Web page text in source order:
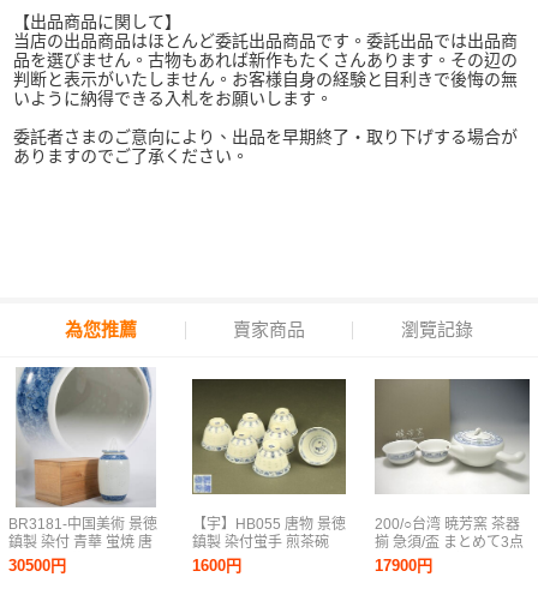
【出品商品に関して】
当店の出品商品はほとんど委託出品商品です。委託出品では出品商
品を選びません。古物もあれば新作もたくさんあります。その辺の
判断と表示がいたしません。お客様自身の経験と目利きで後悔の無
いように納得できる入札をお願いします。
委託者さまのご意向により、出品を早期終了・取り下げする場合が
ありますのでご了承ください。
為您推薦 賣家商品 瀏覽記錄
BR3181-中国美術 景徳
鎮製 染付 青華 蛍焼 唐
草文置物 花瓶 ランプス
タンド 唐物 径12cm 高
30500円
【宇】HB055 唐物 景徳
鎮製 染付蛍手 煎茶碗
七客 煎茶道具
1600円
200/○台湾 暁芳窯 茶器
揃 急須/盃 まとめて3点
染付 元箱付 煎茶道具
茶道具
17900円